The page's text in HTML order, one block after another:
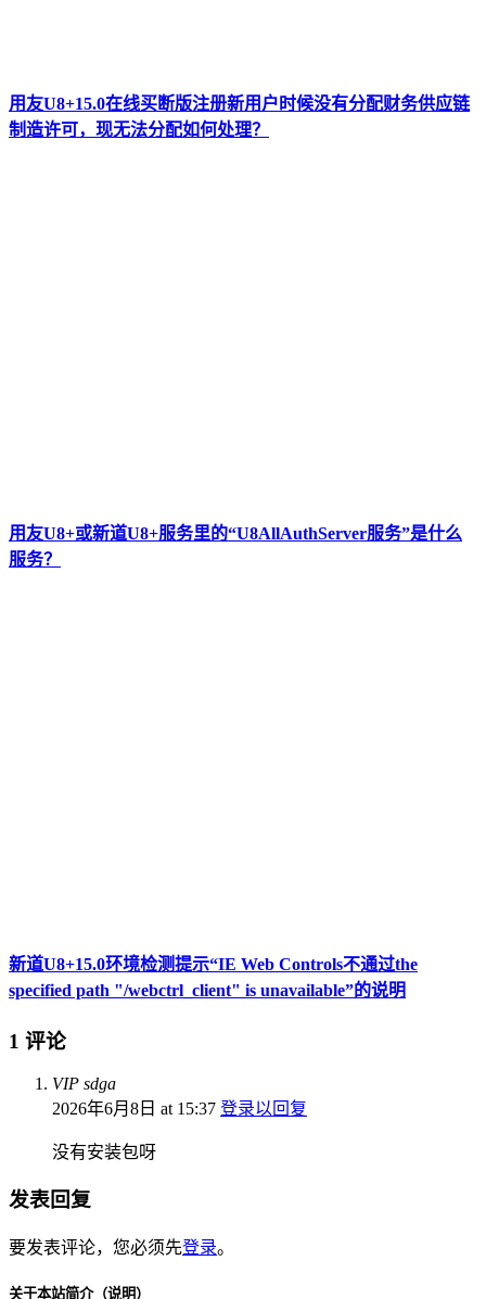
用友U8+15.0在线买断版注册新用户时候没有分配财务供应链
制造许可，现无法分配如何处理？
用友U8+或新道U8+服务里的“U8AllAuthServer服务”是什么
服务？
新道U8+15.0环境检测提示“IE Web Controls不通过the
specified path "/webctrl_client" is unavailable”的说明
1 评论
VIP sdga
2026年6月8日 at 15:37 登录以回复
没有安装包呀
发表回复
要发表评论，您必须先登录。
关于本站简介（说明）